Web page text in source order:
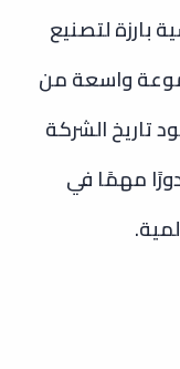
لتصنيع
واسعة من
تاريخ الشركة
مهمًا في